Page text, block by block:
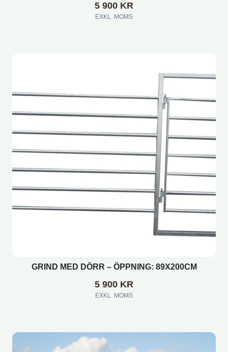
5 900 KR
EXKL. MOMS
GRIND MED DÖRR – ÖPPNING: 89X200CM
5 900 KR
EXKL. MOMS